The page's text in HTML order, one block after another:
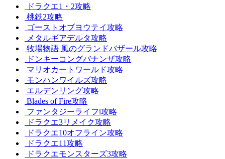
ドラクエ1・2攻略
桃鉄2攻略
ゴーストオブヨウテイ攻略
メタルギアデルタ攻略
牧場物語 風のグランドバザール攻略
ドンキーコングバナンザ攻略
マリオカートワールド攻略
モンハンワイルズ攻略
エルデンリング攻略
Blades of Fire攻略
ファンタジーライフi攻略
ドラクエ3リメイク攻略
ドラクエ10オフライン攻略
ドラクエ11攻略
ドラクエモンスターズ3攻略